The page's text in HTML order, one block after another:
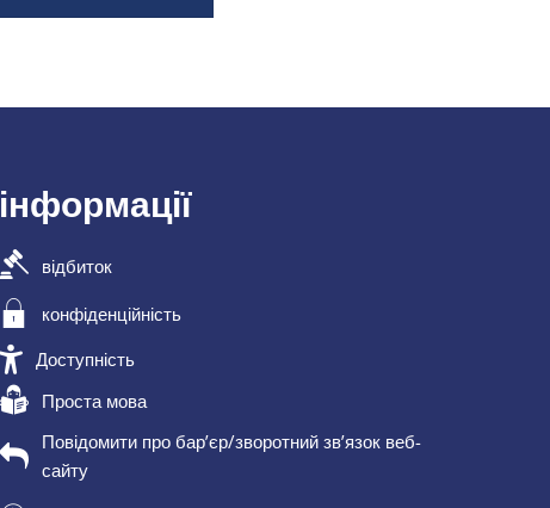
інформації
відбиток
конфіденційність
Доступність
Проста мова
Повідомити про бар’єр/зворотний зв’язок веб-
сайту